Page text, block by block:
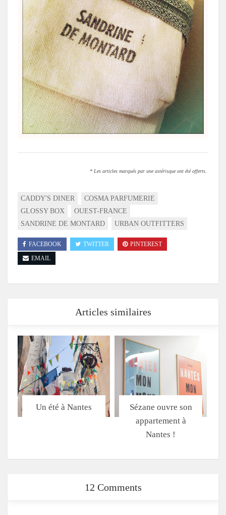
* Les articles marqués par une astérisque ont été offerts.
CADDY'S DINER
COSMA PARFUMERIE
GLOSSY BOX
OUEST-FRANCE
SANDRINE DE MONTARD
URBAN OUTFITTERS
FACEBOOK TWITTER
PINTEREST
EMAIL
Articles similaires
Un été à Nantes
Sézane ouvre son
appartement à
Nantes !
12 Comments